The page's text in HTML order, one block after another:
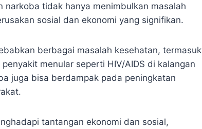
narkoba tidak hanya menimbulkan masalah
sosial dan ekonomi yang signifikan.
berbagai masalah kesehatan, termasuk
menular seperti HIV/AIDS di kalangan
juga bisa berdampak pada peningkatan
tantangan ekonomi dan sosial,